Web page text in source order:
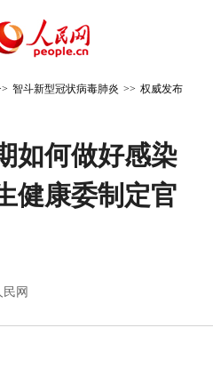
智斗新型冠状病毒肺炎 >> 权威发布
如何做好感染
健康委制定官
民网